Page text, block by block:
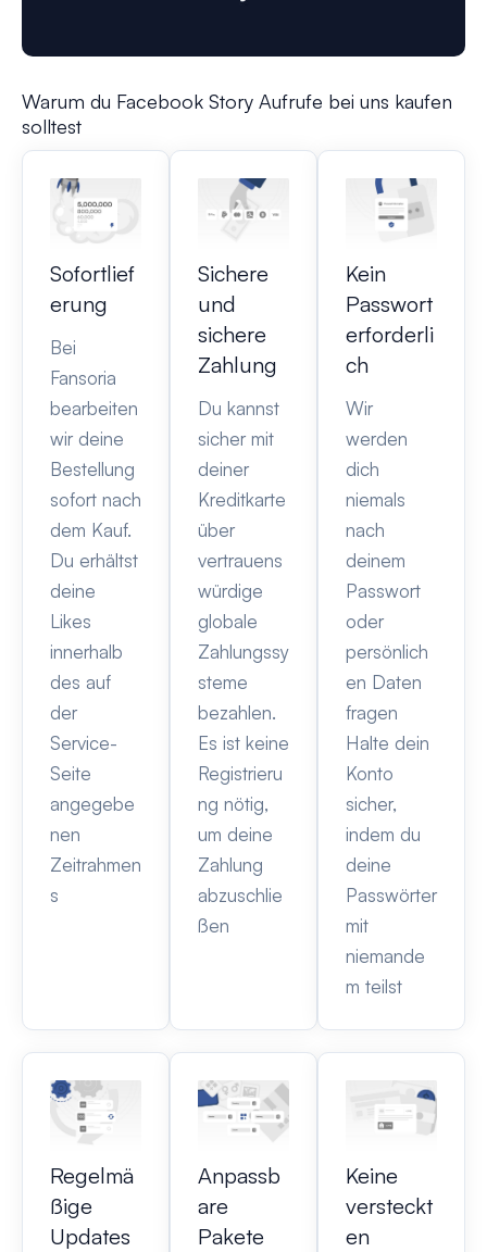
Warum du Facebook Story Aufrufe bei uns kaufen
solltest
Sofortlief
erung
Bei
Fansoria
bearbeiten
wir deine
Bestellung
sofort nach
dem Kauf.
Du erhältst
deine
Likes
innerhalb
des auf
der
Service-
Seite
angegebe
nen
Zeitrahmen
s
Sichere
und
sichere
Zahlung
Du kannst
sicher mit
deiner
Kreditkarte
über
vertrauens
würdige
globale
Zahlungssy
steme
bezahlen.
Es ist keine
Registrieru
ng nötig,
um deine
Zahlung
abzuschlie
ßen
Kein
Passwort
erforderli
ch
Wir
werden
dich
niemals
nach
deinem
Passwort
oder
persönlich
en Daten
fragen
Halte dein
Konto
sicher,
indem du
deine
Passwörter
mit
niemande
m teilst
Regelmä
ßige
Updates
Anpassb
are
Pakete
Keine
versteckt
en